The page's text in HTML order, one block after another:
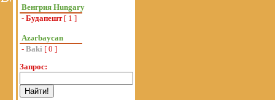
Венгрия Hungary
- Будапешт[ 1 ]
Azərbaycan
- Baki [ 0 ]
Запрос: